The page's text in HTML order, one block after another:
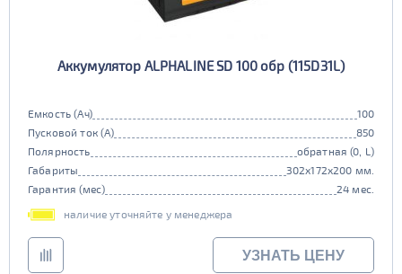
Аккумулятор ALPHALINE SD 100 обр (115D31L)
Емкость (Ач)
100
Пусковой ток (А)
850
Полярность
обратная (0, L)
Габариты
302x172x200 мм.
Гарантия (мес)
24 мес.
наличие уточняйте у менеджера
УЗНАТЬ ЦЕНУ